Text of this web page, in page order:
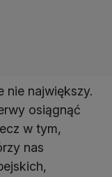
nie największy.
osiągnąć
w tym,
nas